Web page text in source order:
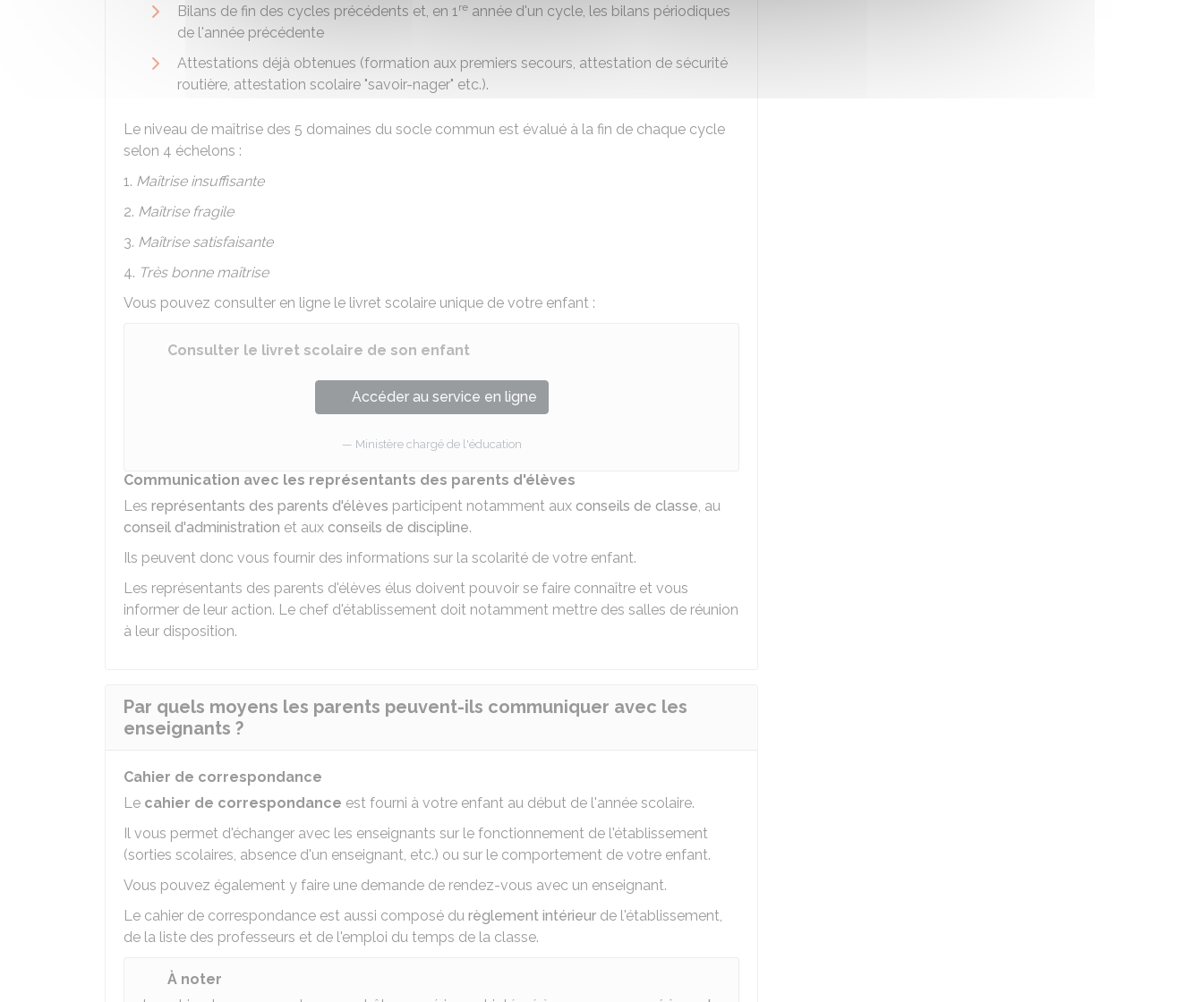
Bilans de fin des cycles précédents et, en 1re année d'un cycle, les bilans périodiques
de l'année précédente
Attestations déjà obtenues (formation aux premiers secours, attestation de sécurité
routière, attestation scolaire "savoir-nager" etc.).
Le niveau de maîtrise des 5 domaines du socle commun est évalué à la fin de chaque cycle
selon 4 échelons :
1. Maîtrise insuffisante
2. Maîtrise fragile
3. Maîtrise satisfaisante
4. Très bonne maîtrise
Vous pouvez consulter en ligne le livret scolaire unique de votre enfant :
Consulter le livret scolaire de son enfant
Accéder au service en ligne
Ministère chargé de l'éducation
Communication avec les représentants des parents d'élèves
Les représentants des parents d'élèves participent notamment aux conseils de classe, au
conseil d'administration et aux conseils de discipline.
Ils peuvent donc vous fournir des informations sur la scolarité de votre enfant.
Les représentants des parents d'élèves élus doivent pouvoir se faire connaître et vous
informer de leur action. Le chef d'établissement doit notamment mettre des salles de réunion
à leur disposition.
Par quels moyens les parents peuvent-ils communiquer avec les
enseignants ?
Cahier de correspondance
Le cahier de correspondance est fourni à votre enfant au début de l'année scolaire.
Il vous permet d'échanger avec les enseignants sur le fonctionnement de l'établissement
(sorties scolaires, absence d'un enseignant, etc.) ou sur le comportement de votre enfant.
Vous pouvez également y faire une demande de rendez-vous avec un enseignant.
Le cahier de correspondance est aussi composé du règlement intérieur de l'établissement,
de la liste des professeurs et de l'emploi du temps de la classe.
À noter